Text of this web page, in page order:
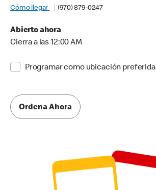
Cómo llegar
(970) 879-0247
Abierto ahora
Cierra a las 12:00 AM
Programar como ubicación preferida
Ordena Ahora